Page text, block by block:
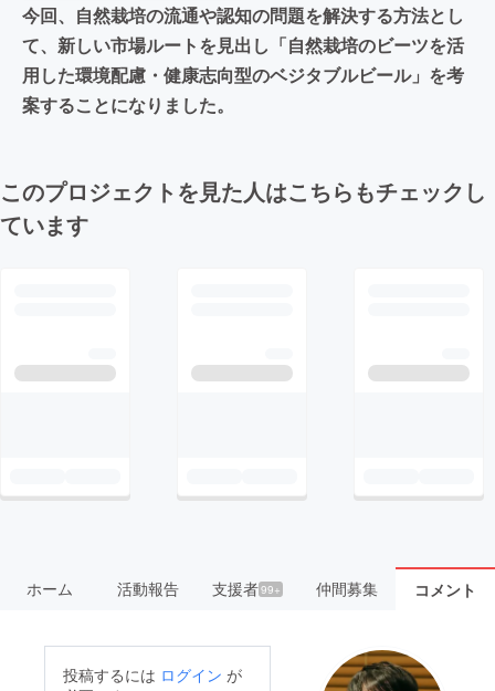
今回、自然栽培の流通や認知の問題を解決する方法とし
て、新しい市場ルートを見出し「自然栽培のビーツを活
用した環境配慮・健康志向型のベジタブルビール」を考
案することになりました。
このプロジェクトを見た人はこちらもチェックし
ています
ホーム 活動報告 支援者99+ 仲間募集 コメント
投稿するには ログイン が